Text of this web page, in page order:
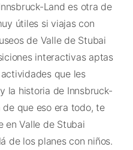
Land es otra de
útiles si viajas con
de Valle de Stubai
interactivas aptas
que les
la historia de Innsbruck-
de que eso era todo, te
en Valle de Stubai
de los planes con niños.